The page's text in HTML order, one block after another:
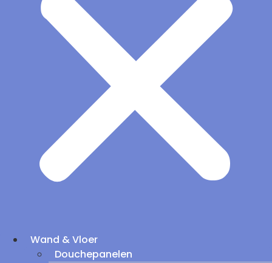
Wand & Vloer
Douchepanelen